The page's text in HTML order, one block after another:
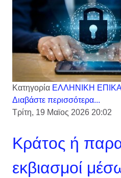
Κατηγορία ΕΛΛΗΝΙΚΗ
Διαβάστε περισσότερα...
Τρίτη, 19 Μαϊος 2026 20:02
Κράτος ή
εκβιασμοί